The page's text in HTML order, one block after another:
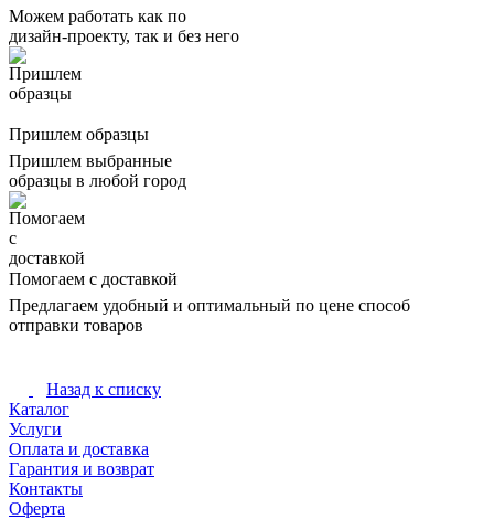
Можем работать как по
дизайн-проекту, так и без него
Пришлем образцы
Пришлем выбранные
образцы в любой город
Помогаем с доставкой
Предлагаем удобный и оптимальный по цене способ
отправки товаров
Назад к списку
Каталог
Услуги
Оплата и доставка
Гарантия и возврат
Контакты
Оферта